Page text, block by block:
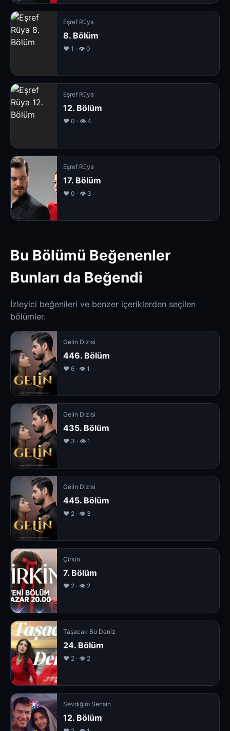
Eşref Rüya
8. Bölüm
❤️ 1 · 👁 0
Eşref Rüya
12. Bölüm
❤️ 0 · 👁 4
Eşref Rüya
17. Bölüm
❤️ 0 · 👁 3
Bu Bölümü Beğenenler
Bunları da Beğendi
İzleyici beğenileri ve benzer içeriklerden seçilen
bölümler.
Gelin Dizisi
446. Bölüm
❤️ 6 · 👁 1
Gelin Dizisi
435. Bölüm
❤️ 3 · 👁 1
Gelin Dizisi
445. Bölüm
❤️ 2 · 👁 3
Çirkin
7. Bölüm
❤️ 2 · 👁 2
Taşacak Bu Deniz
24. Bölüm
❤️ 2 · 👁 2
Sevdiğim Sensin
12. Bölüm